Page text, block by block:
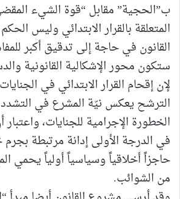
ب”الحجية” مقابل “قوة الشيء
المتعلقة بالقرار الابتدائي وليس
القانون في حاجة إلى تدقيق أكبر
ستكون محور الإشكالية القانونية
لإن إقحام القرار الابتدائي في
الترشح يعكس نيّة المشرع في
الخطورة الإجرامية للجنايات، واعتبار
في الدرجة الأولى إدانة مرتبطة
حاجزاً أخلاقياً وسياسياً أولياً يحمي
من الشوائب.